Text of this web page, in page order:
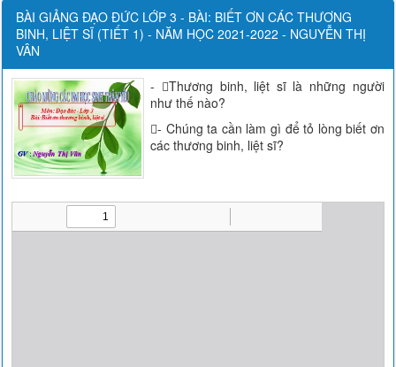
BÀI GIẢNG ĐẠO ĐỨC LỚP 3 - BÀI: BIẾT ƠN CÁC THƯƠNG
BINH, LIỆT SĨ (TIẾT 1) - NĂM HỌC 2021-2022 - NGUYỄN THỊ
VÂN
- Thương binh, liệt sĩ là những người
như thế nào?
- Chúng ta cần làm gì để tỏ lòng biết ơn
các thương binh, liệt sĩ?